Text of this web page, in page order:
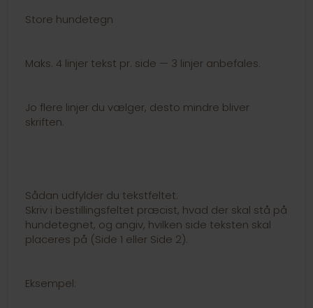
Store hundetegn
Maks. 4 linjer tekst pr. side — 3 linjer anbefales.
Jo flere linjer du vælger, desto mindre bliver
skriften.
Sådan udfylder du tekstfeltet:
Skriv i bestillingsfeltet præcist, hvad der skal stå på
hundetegnet, og angiv, hvilken side teksten skal
placeres på (Side 1 eller Side 2).
Eksempel: